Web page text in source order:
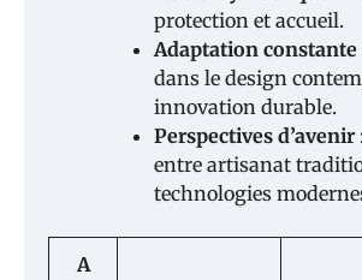
protection et accueil.
Adaptation constante
dans le design
innovation durable.
Perspectives d’avenir
entre artisanat
technologies
A